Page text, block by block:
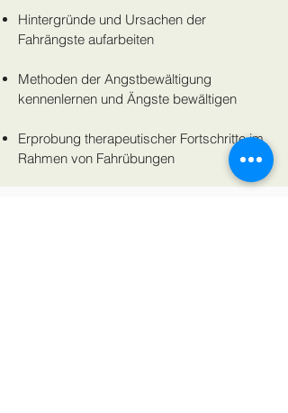
Hintergründe und Ursachen der
Fahrängste aufarbeiten
Methoden der Angstbewältigung
kennenlernen und Ängste bewältigen
Erprobung therapeutischer Fortschritte im
Rahmen von Fahrübungen